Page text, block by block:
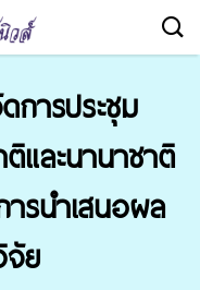
ารประชุม
และนานาชาติ
ารนำเสนอผล
จัย